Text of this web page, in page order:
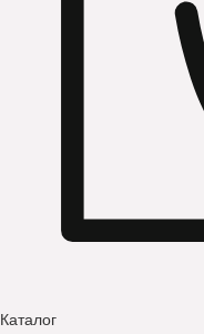
Каталог